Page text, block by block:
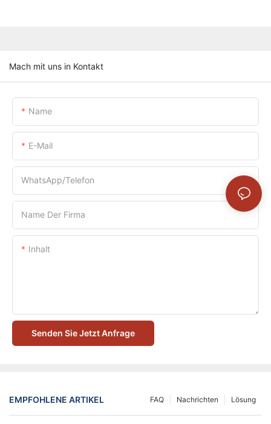
Mach mit uns in Kontakt
Name
E-Mail
WhatsApp/Telefon
Name Der Firma
Inhalt
Senden Sie Jetzt Anfrage
EMPFOHLENE ARTIKEL Lösung
Nachrichten
FAQ